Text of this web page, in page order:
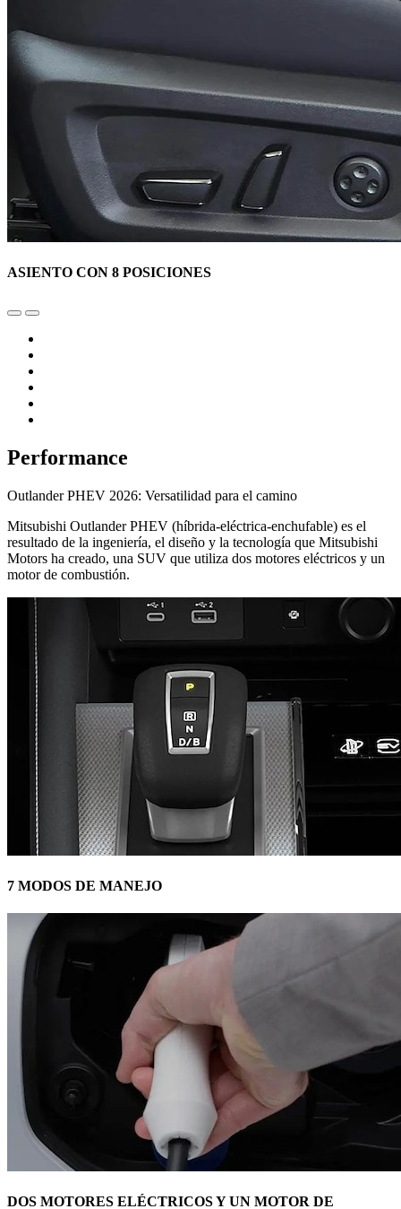
ASIENTO CON 8 POSICIONES
Performance
Outlander PHEV 2026: Versatilidad para el camino
Mitsubishi Outlander PHEV (híbrida-eléctrica-enchufable) es el
resultado de la ingeniería, el diseño y la tecnología que Mitsubishi
Motors ha creado, una SUV que utiliza dos motores eléctricos y un
motor de combustión.
7 MODOS DE MANEJO
DOS MOTORES ELÉCTRICOS Y UN MOTOR DE